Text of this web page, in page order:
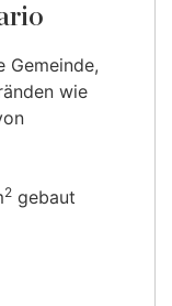
Gemeinde,
wie
2 gebaut